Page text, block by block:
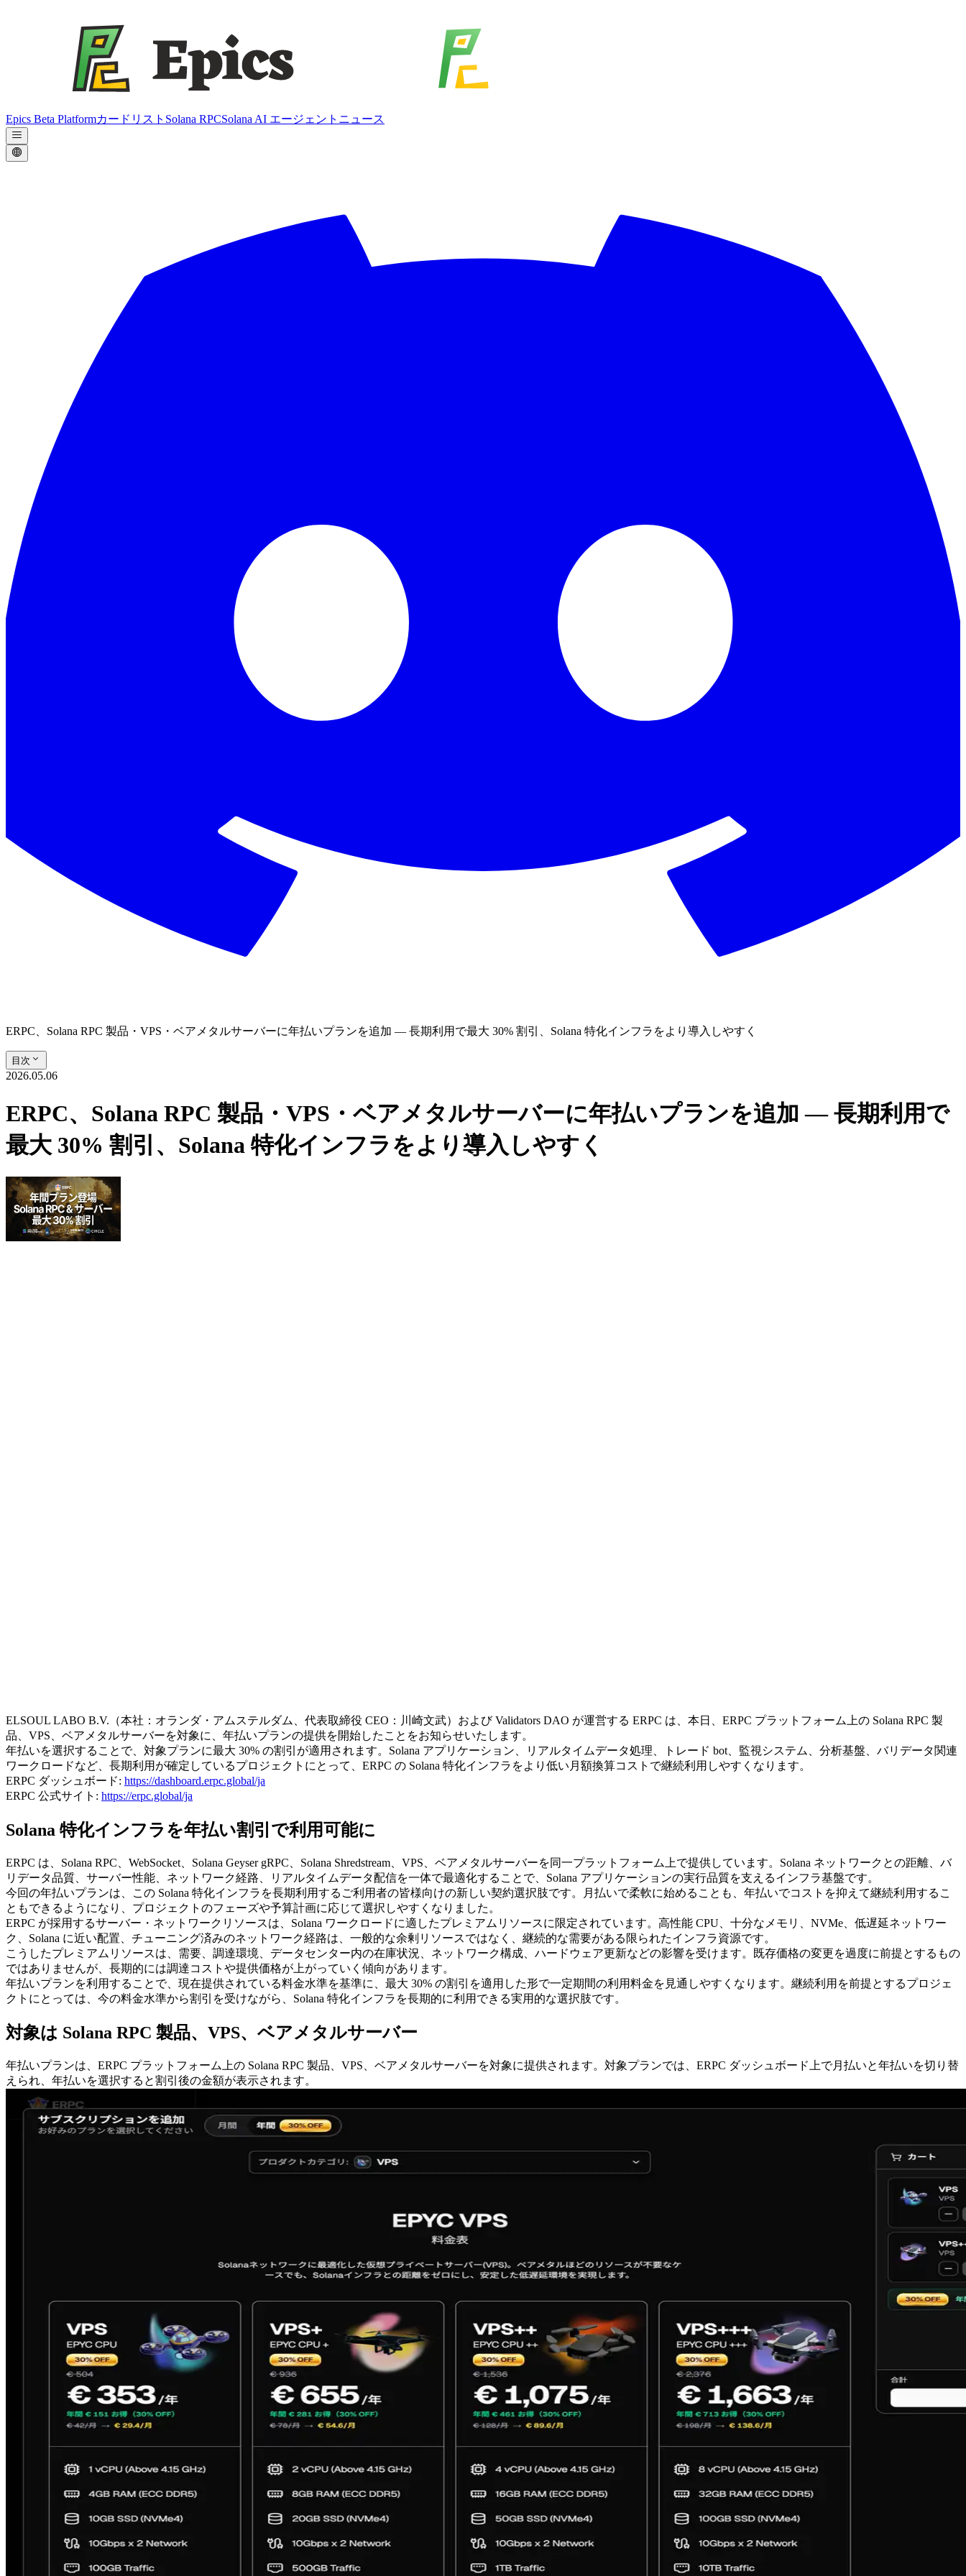
Epics Beta Platformカードリスト Solana RPCSolana AI エージェント ニュース
ERPC、Solana RPC 製品・VPS・ベアメタルサーバーに年払いプランを追加 — 長期利用で最大 30% 割引、Solana 特化インフラをより導入しやすく
目次
2026.05.06
ERPC、Solana RPC 製品・VPS・ベアメタルサーバーに年払いプランを追加 — 長期利用で
最大 30% 割引、Solana 特化インフラをより導入しやすく
ELSOUL LABO B.V.（本社：オランダ・アムステルダム、代表取締役 CEO：川崎文武）および Validators DAO が運営する ERPC は、本日、ERPC プラットフォーム上の Solana RPC 製
品、VPS、ベアメタルサーバーを対象に、年払いプランの提供を開始したことをお知らせいたします。
年払いを選択することで、対象プランに最大 30% の割引が適用されます。Solana アプリケーション、リアルタイムデータ処理、トレード bot、監視システム、分析基盤、バリデータ関連
ワークロードなど、長期利用が確定しているプロジェクトにとって、ERPC の Solana 特化インフラをより低い月額換算コストで継続利用しやすくなります。
ERPC ダッシュボード: https://dashboard.erpc.global/ja
ERPC 公式サイト: https://erpc.global/ja
Solana 特化インフラを年払い割引で利用可能に
ERPC は、Solana RPC、WebSocket、Solana Geyser gRPC、Solana Shredstream、VPS、ベアメタルサーバーを同一プラットフォーム上で提供しています。Solana ネットワークとの距離、バ
リデータ品質、サーバー性能、ネットワーク経路、リアルタイムデータ配信を一体で最適化することで、Solana アプリケーションの実行品質を支えるインフラ基盤です。
今回の年払いプランは、この Solana 特化インフラを長期利用するご利用者の皆様向けの新しい契約選択肢です。月払いで柔軟に始めることも、年払いでコストを抑えて継続利用するこ
ともできるようになり、プロジェクトのフェーズや予算計画に応じて選択しやすくなりました。
ERPC が採用するサーバー・ネットワークリソースは、Solana ワークロードに適したプレミアムリソースに限定されています。高性能 CPU、十分なメモリ、NVMe、低遅延ネットワー
ク、Solana に近い配置、チューニング済みのネットワーク経路は、一般的な余剰リソースではなく、継続的な需要がある限られたインフラ資源です。
こうしたプレミアムリソースは、需要、調達環境、データセンター内の在庫状況、ネットワーク構成、ハードウェア更新などの影響を受けます。既存価格の変更を過度に前提とするもの
ではありませんが、長期的には調達コストや提供価格が上がっていく傾向があります。
年払いプランを利用することで、現在提供されている料金水準を基準に、最大 30% の割引を適用した形で一定期間の利用料金を見通しやすくなります。継続利用を前提とするプロジェ
クトにとっては、今の料金水準から割引を受けながら、Solana 特化インフラを長期的に利用できる実用的な選択肢です。
対象は Solana RPC 製品、VPS、ベアメタルサーバー
年払いプランは、ERPC プラットフォーム上の Solana RPC 製品、VPS、ベアメタルサーバーを対象に提供されます。対象プランでは、ERPC ダッシュボード上で月払いと年払いを切り替
えられ、年払いを選択すると割引後の金額が表示されます。